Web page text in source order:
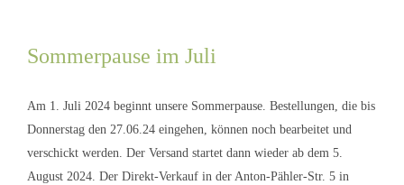
Sommerpause im Juli
Sommerpause im Juli
Am 1. Juli 2024 beginnt unsere Sommerpause. Bestellungen, die bis
Donnerstag den 27.06.24 eingehen, können noch bearbeitet und
verschickt werden. Der Versand startet dann wieder ab dem 5.
August 2024. Der Direkt-Verkauf in der Anton-Pähler-Str. 5 in